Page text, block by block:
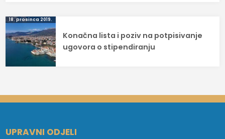
18. prosinca 2019.
Konačna lista i poziv na potpisivanje
ugovora o stipendiranju
UPRAVNI ODJELI